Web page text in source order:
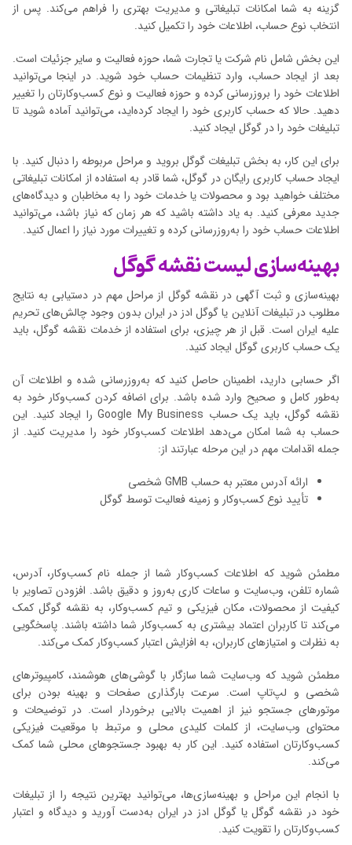
گزینه به شما امکانات تبلیغاتی و مدیریت بهتری را فراهم می‌کند. پس از
انتخاب نوع حساب، اطلاعات خود را تکمیل کنید.
این بخش شامل نام شرکت یا تجارت شما، حوزه فعالیت و سایر جزئیات است.
بعد از ایجاد حساب، وارد تنظیمات حساب خود شوید. در اینجا می‌توانید
اطلاعات خود را بروزرسانی کرده و حوزه فعالیت و نوع کسب‌وکارتان را تغییر
دهید. حالا که حساب کاربری خود را ایجاد کرده‌اید، می‌توانید آماده شوید تا
تبلیغات خود را در گوگل ایجاد کنید.
برای این کار، به بخش تبلیغات گوگل بروید و مراحل مربوطه را دنبال کنید. با
ایجاد حساب کاربری رایگان در گوگل، شما قادر به استفاده از امکانات تبلیغاتی
مختلف خواهید بود و محصولات یا خدمات خود را به مخاطبان و دیدگاه‌های
جدید معرفی کنید. به یاد داشته باشید که هر زمان که نیاز باشد، می‌توانید
اطلاعات حساب خود را به‌روزرسانی کرده و تغییرات مورد نیاز را اعمال کنید.
بهینه‌سازی لیست نقشه گوگل
بهینه‌سازی و ثبت آگهی در نقشه گوگل از مراحل مهم در دستیابی به نتایج
مطلوب در تبلیغات آنلاین یا گوگل ادز در ایران بدون وجود چالش‌های تحریم
علیه ایران است. قبل از هر چیزی، برای استفاده از خدمات نقشه گوگل، باید
یک حساب کاربری گوگل ایجاد کنید.
اگر حسابی دارید، اطمینان حاصل کنید که به‌روزرسانی شده و اطلاعات آن
به‌طور کامل و صحیح وارد شده باشد. برای اضافه کردن کسب‌وکار خود به
نقشه گوگل، باید یک حساب Google My Business را ایجاد کنید. این
حساب به شما امکان می‌دهد اطلاعات کسب‌وکار خود را مدیریت کنید. از
جمله اقدامات مهم در این مرحله عبارتند از:
ارائه آدرس معتبر به حساب GMB شخصی
تأیید نوع کسب‌وکار و زمینه فعالیت توسط گوگل
مطمئن شوید که اطلاعات کسب‌وکار شما از جمله نام کسب‌وکار، آدرس،
شماره تلفن، وب‌سایت و ساعات کاری به‌روز و دقیق باشد. افزودن تصاویر با
کیفیت از محصولات، مکان فیزیکی و تیم کسب‌وکار، به نقشه گوگل کمک
می‌کند تا کاربران اعتماد بیشتری به کسب‌وکار شما داشته باشند. پاسخگویی
به نظرات و امتیازهای کاربران، به افزایش اعتبار کسب‌وکار کمک می‌کند.
مطمئن شوید که وب‌سایت شما سازگار با گوشی‌های هوشمند، کامپیوترهای
شخصی و لپ‌تاپ است. سرعت بارگذاری صفحات و بهینه بودن برای
موتورهای جستجو نیز از اهمیت بالایی برخوردار است. در توضیحات و
محتوای وب‌سایت، از کلمات کلیدی محلی و مرتبط با موقعیت فیزیکی
کسب‌وکارتان استفاده کنید. این کار به بهبود جستجوهای محلی شما کمک
می‌کند.
با انجام این مراحل و بهینه‌سازی‌ها، می‌توانید بهترین نتیجه را از تبلیغات
خود در نقشه گوگل یا گوگل ادز در ایران به‌دست آورید و دیدگاه و اعتبار
کسب‌وکارتان را تقویت کنید.